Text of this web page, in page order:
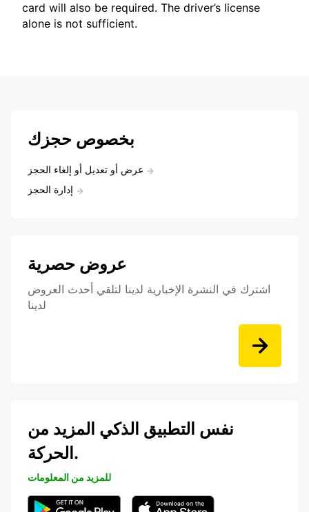
card will also be required. The driver’s license
alone is not sufficient.
بخصوص حجزك
عرض أو تعديل أو إلغاء الحجز
إدارة الحجز
عروض حصرية
اشترك في النشرة الإخبارية لدينا لتلقي أحدث العروض
لدينا
نفس التطبيق الذكي المزيد من
الحركة.
للمزيد من المعلومات